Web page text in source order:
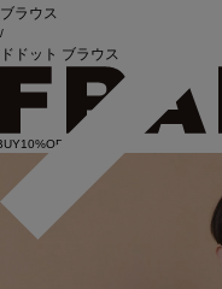
ブラウス
/
ドドット ブラウス